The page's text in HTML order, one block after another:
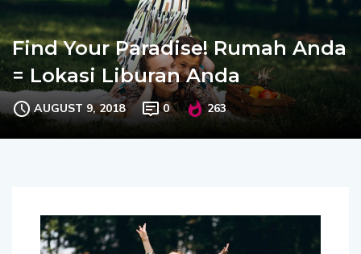
Find Your Paradise! Rumah Anda
= Lokasi Liburan Anda
AUGUST 9, 2018 0 263